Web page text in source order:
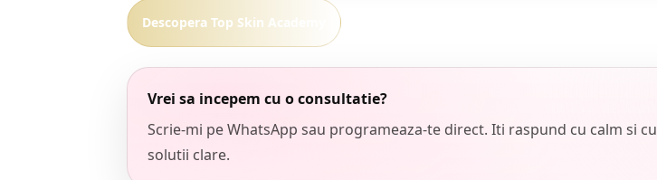
Descopera Top Skin Academy
Vrei sa incepem cu o consultatie?
Scrie-mi pe WhatsApp sau programeaza-te direct. Iti raspund cu calm si cu
solutii clare.